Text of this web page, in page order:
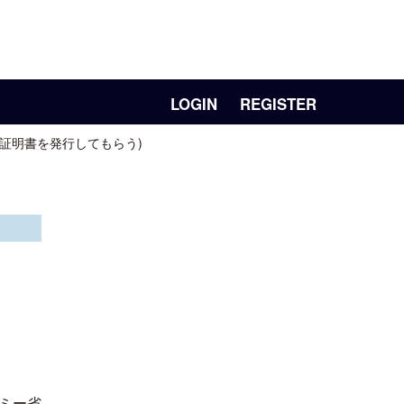
LOGIN REGISTER
明書を発行してもらう)